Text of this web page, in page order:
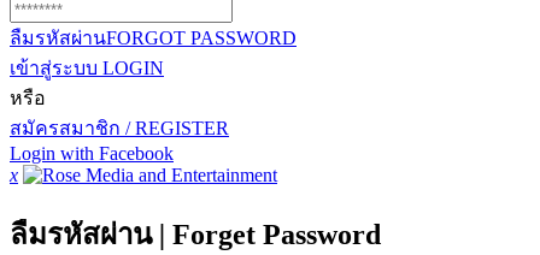
ลืมรหัสผ่านFORGOT PASSWORD
เข้าสู่ระบบ LOGIN
หรือ
สมัครสมาชิก / REGISTER
Login with Facebook
x
ลืมรหัสผ่าน | Forget Password